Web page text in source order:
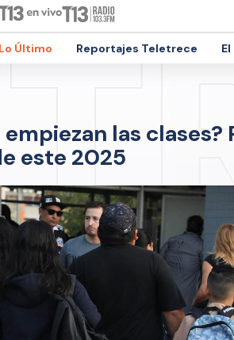
Lo Último Reportajes Teletrece
las clases?
este 2025